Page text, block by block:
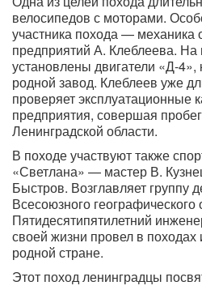
велосипедов с моторами.
участника похода — механика
предприятий А. Клеблеева. На
установлены двигатели «Д-4»,
родной завод. Клеблеев уже
проверяет эксплуатационные
предприятия, совершая
Ленинградской области.
В походе участвуют также
«Светлана» — мастер В.
Быстров. Возглавляет группу
Всесоюзного
Пятидесятипятилетний
своей жизни провел в походах
родной стране.
Этот поход ленинградцы